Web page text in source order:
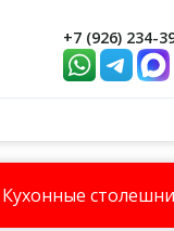
+7 (926) 234-
Кухонные